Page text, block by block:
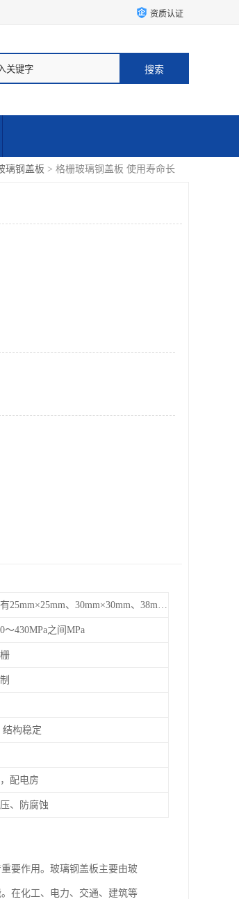
资质认证
璃钢盖板 > 格栅玻璃钢盖板 使用寿命长
常见孔径有25mm×25mm、30mm×30mm、38mm×38mm等,
～430MPa之间MPa
结构稳定
配电房
、防腐蚀
要作用。玻璃钢盖板主要由玻
在化工、电力、交通、建筑等